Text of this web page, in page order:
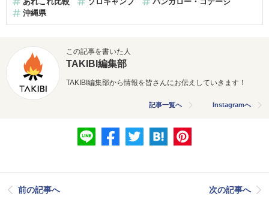
沖縄県
この記事を書いた人
TAKIBI編集部
TAKIBI編集部から情報を皆さんにお伝えしていきます！
記事一覧へ Instagramへ
前の記事へ 次の記事へ